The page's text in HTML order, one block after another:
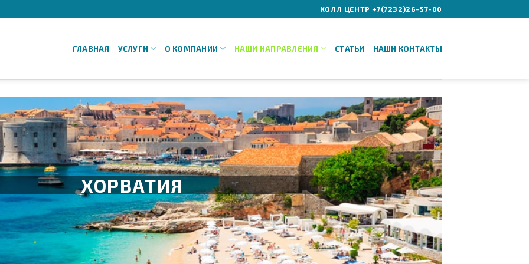
КОЛЛ ЦЕНТР +7(7232)26-57-00
ГЛАВНАЯ УСЛУГИ О КОМПАНИИ НАШИ НАПРАВЛЕНИЯ СТАТЬИ НАШИ КОНТАКТЫ
ХОРВАТИЯ